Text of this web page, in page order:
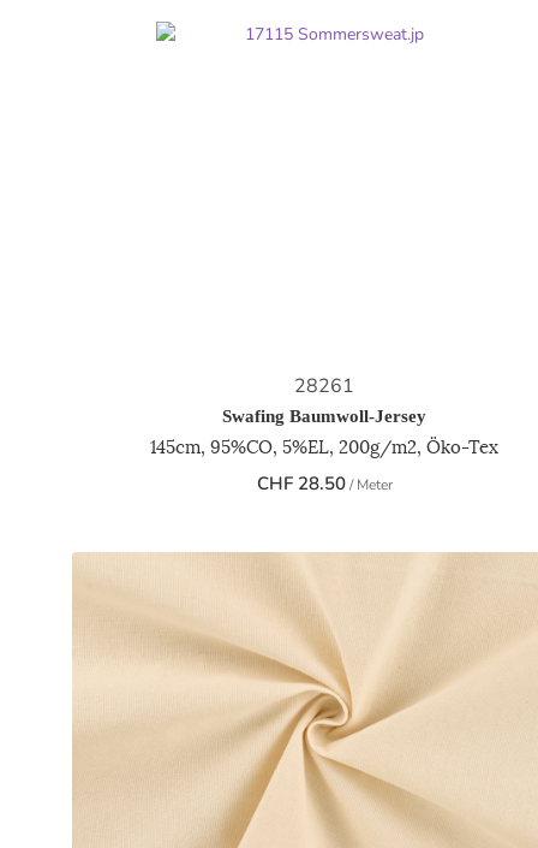
28261
Swafing Baumwoll-Jersey
145cm, 95%CO, 5%EL, 200g/m2, Öko-Tex
CHF28.50/ Meter